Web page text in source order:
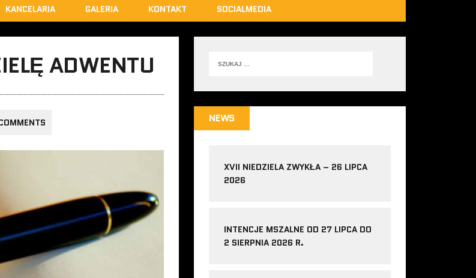
KANCELARIA GALERIA KONTAKT SOCIALMEDIA
ADWENTU
NEWS
XVII NIEDZIELA ZWYKŁA – 26 LIPCA
2026
INTENCJE MSZALNE OD 27 LIPCA DO
2 SIERPNIA 2026 R.